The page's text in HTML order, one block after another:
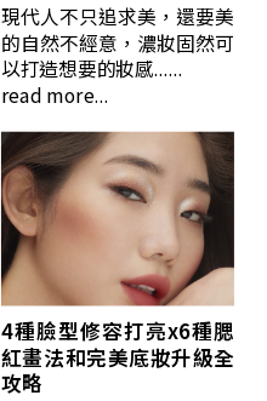
現代人不只追求美，還要美
的自然不經意，濃妝固然可
以打造想要的妝感......
read more...
4種臉型修容打亮x6種腮
紅畫法和完美底妝升級全
攻略